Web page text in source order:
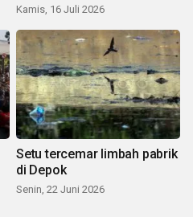
Kamis, 16 Juli 2026
Setu tercemar limbah pabrik
di Depok
Senin, 22 Juni 2026